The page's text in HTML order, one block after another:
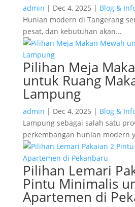
admin | Dec 4, 2025 | Blog &
Hunian modern di Tangerang
pesat, dan kebutuhan akan...
Pilihan Meja
untuk Ruang
Lampung
admin | Dec 4, 2025 | Blog &
Lampung sebagai salah satu
perkembangan hunian modern
Pilihan Lemari
Pintu Minimalis
Apartemen di